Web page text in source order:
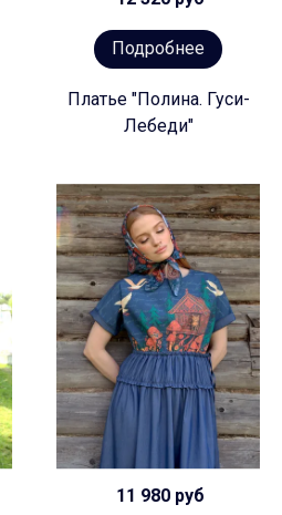
Подробнее
Платье "Полина. Гуси-
Лебеди"
11 980 руб